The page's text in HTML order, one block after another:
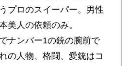
プロのスイーパー。男性
美人の依頼のみ。
ナンバー1の銃の腕前で
の人物、格闘、愛銃はコ